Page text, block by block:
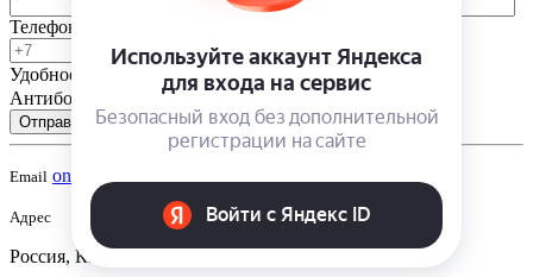
Телефон
Удобное время
-
Антибот
Отправить
Email onsad@onsad.ru
Адрес
Россия, Калуга,